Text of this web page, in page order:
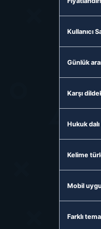
Kullanıcı
Günlük
Karşı
Hukuk dalı
Kelime
Mobil
Farklı